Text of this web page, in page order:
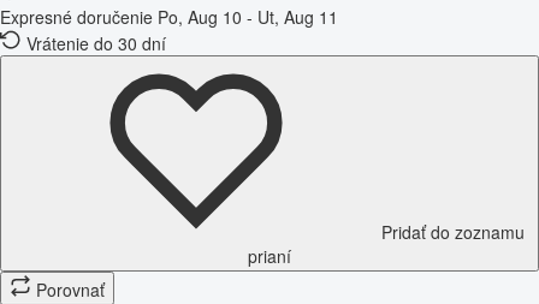
Expresné doručenie Po, Aug 10 - Ut, Aug 11
Vrátenie do 30 dní
Pridať do zoznamu
prianí
Porovnať